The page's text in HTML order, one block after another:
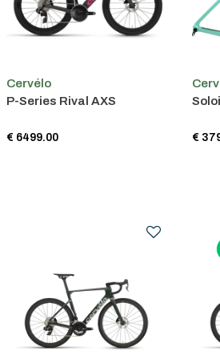
Cervélo
P-Series Rival AXS
€ 6499.00 €